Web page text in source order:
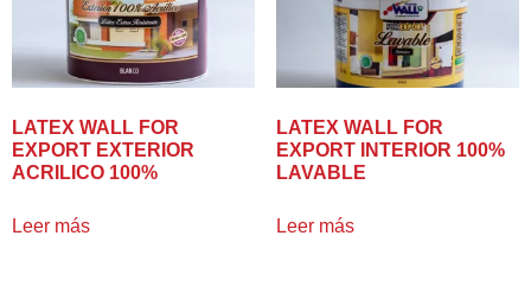
LATEX WALL FOR
EXPORT EXTERIOR
ACRILICO 100%
Leer más
LATEX WALL FOR
EXPORT INTERIOR 100%
LAVABLE
Leer más